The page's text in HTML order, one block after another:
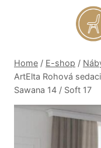
Home / E-shop /
ArtElta Rohová
Sawana 14 / Soft 17